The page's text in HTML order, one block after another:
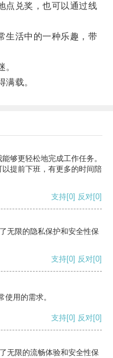
兑奖，也可以通过线
活中的一种乐趣，带
载。
够更轻松地完成工作任务。
提前下班，有更多的时间陪
支持[0] 反对[0]
无限的隐私保护和安全性保
支持[0] 反对[0]
用的需求。
支持[0] 反对[0]
无限的流畅体验和安全性保